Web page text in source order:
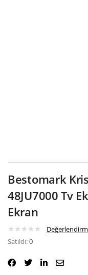
Bestomark
48JU7000 Tv
Ekran
Satıldı:0